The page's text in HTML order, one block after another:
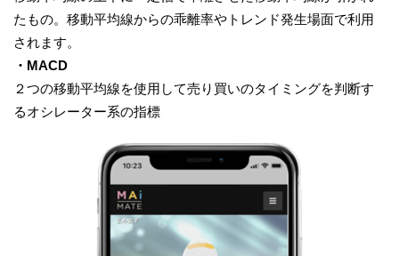
たもの。移動平均線からの乖離率やトレンド発生場面で利用
されます。
・MACD
２つの移動平均線を使用して売り買いのタイミングを判断す
るオシレーター系の指標